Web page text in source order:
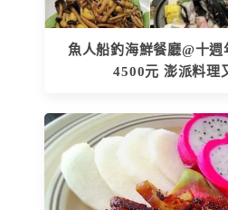
魚人船釣海鮮餐廳@十
4500元 澎派料理